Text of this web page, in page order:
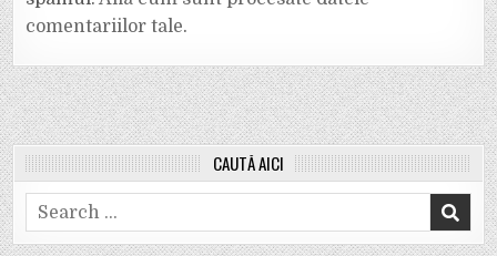
comentariilor tale.
CAUTĂ AICI
Search
for: